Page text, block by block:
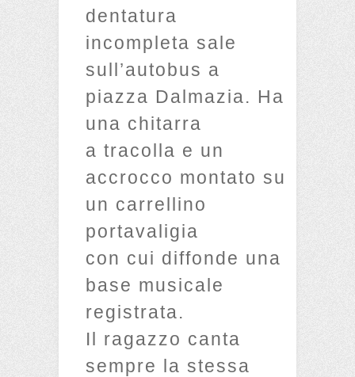
dentatura
incompleta sale
sull’autobus a
piazza Dalmazia. Ha
una chitarra
a tracolla e un
accrocco montato su
un carrellino
portavaligia
con cui diffonde una
base musicale
registrata.
Il ragazzo canta
sempre la stessa